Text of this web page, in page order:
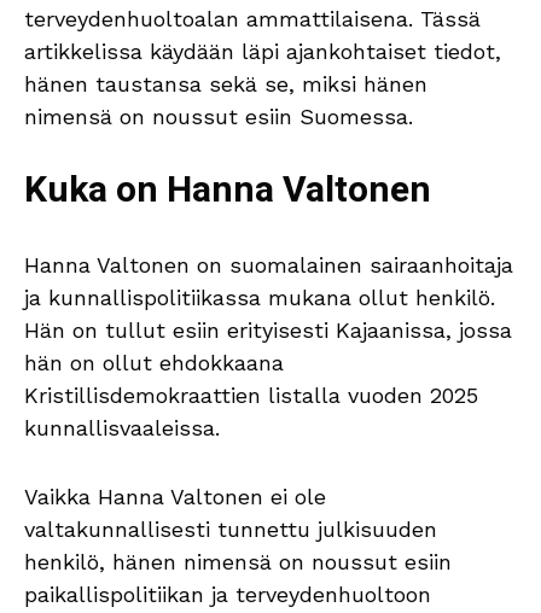
terveydenhuoltoalan ammattilaisena. Tässä
artikkelissa käydään läpi ajankohtaiset tiedot,
hänen taustansa sekä se, miksi hänen
nimensä on noussut esiin Suomessa.
Kuka on Hanna Valtonen
Hanna Valtonen on suomalainen sairaanhoitaja
ja kunnallispolitiikassa mukana ollut henkilö.
Hän on tullut esiin erityisesti Kajaanissa, jossa
hän on ollut ehdokkaana
Kristillisdemokraattien listalla vuoden 2025
kunnallisvaaleissa.
Vaikka Hanna Valtonen ei ole
valtakunnallisesti tunnettu julkisuuden
henkilö, hänen nimensä on noussut esiin
paikallispolitiikan ja terveydenhuoltoon